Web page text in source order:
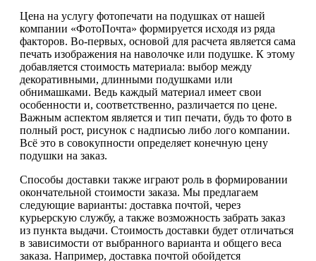
Цена на услугу фотопечати на подушках от нашей
компании «ФотоПочта» формируется исходя из ряда
факторов. Во-первых, основой для расчета является сама
печать изображения на наволочке или подушке. К этому
добавляется стоимость материала: выбор между
декоративными, длинными подушками или
обнимашками. Ведь каждый материал имеет свои
особенности и, соответственно, различается по цене.
Важным аспектом является и тип печати, будь то фото в
полный рост, рисунок с надписью либо лого компании.
Всё это в совокупности определяет конечную цену
подушки на заказ.
Способы доставки также играют роль в формировании
окончательной стоимости заказа. Мы предлагаем
следующие варианты: доставка почтой, через
курьерскую службу, а также возможность забрать заказ
из пункта выдачи. Стоимость доставки будет отличаться
в зависимости от выбранного варианта и общего веса
заказа. Например, доставка почтой обойдется